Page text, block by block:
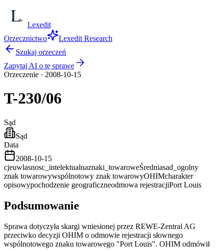
Lexedit
Orzecznictwo
Lexedit Research
Szukaj orzeczeń
Zapytaj AI o tę sprawę
Orzeczenie · 2008-10-15
T-230/06
Sąd
Sąd
Data
2008-10-15
cjeuwlasnosc_intelektualnaznaki_towaroweŚredniasad_ogolny
znak towarowywspólnotowy znak towarowyOHIMcharakter
opisowypochodzenie geograficzneodmowa rejestracjiPort Louis
Podsumowanie
Sprawa dotyczyła skargi wniesionej przez REWE-Zentral AG
przeciwko decyzji OHIM o odmowie rejestracji słownego
wspólnotowego znaku towarowego "Port Louis". OHIM odmówił